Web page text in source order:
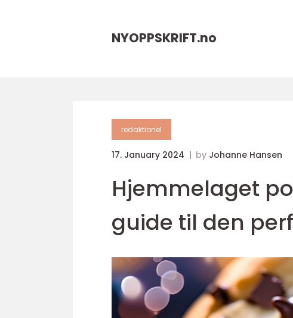
NYOPPSKRIFT.no
redaktionel
17. January 2024 by Johanne Hansen
Hjemmelaget
guide til den